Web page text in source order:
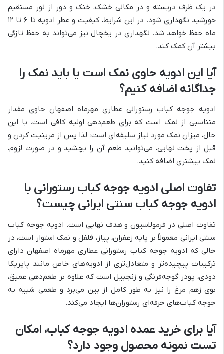
در یک ظرف دربسته و در مکانی خشک، خنک و دور از نور مستقیم
خورشید نگهداری شود. در این شرایط، کیفیت و عطر ادویه تا ۶ تا ۱۲
ماه حفظ خواهد شد. نگهداری در یخچال نیز می‌تواند به حفظ تازگی
بیشتر آن کمک کند.
آیا این ادویه حاوی نمک است یا باید نمک را
جداگانه اضافه کنیم؟
ادویه جوجه کباب رستورانی عطاری مهرماه اصفهان حاوی مقدار
متناسبی از نمک است که برای طعم‌دهی اولیه کافی است. با این
حال، میزان نمک مورد نیاز سلیقه‌ای است؛ لذا پس از مرینیت کردن و
قبل از پخت نهایی، می‌توانید طعم آن را بچشید و در صورت لزوم،
نمک بیشتری اضافه کنید.
تفاوت اصلی ادویه جوجه کباب رستورانی با
ادویه جوجه کباب سنتی ایرانی چیست؟
تفاوت اصلی در فرمولاسیون و هدف نهایی است. ادویه جوجه کباب
سنتی ایرانی معمولاً بر پایه زعفران، پیاز، فلفل و نمک استوار است، در
حالی که ادویه جوجه کباب رستورانی عطاری مهرماه اصفهان دارای
ترکیبات پیچیده‌تر و متعادل‌تری از ادویه‌های خاص مانند پاپریکا
دودی، پودر گوجه‌فرنگی و زنجبیل است که علاوه بر طعم‌دهی عمیق،
بوی زهم مرغ را نیز به طور کامل از بین می‌برد و طعمی شبیه به
جوجه کباب‌های حرفه‌ای رستوران‌ها ایجاد می‌کند.
آیا برای خرید عمده ادویه جوجه کباب، امکان
تست نمونه محصول وجود دارد؟